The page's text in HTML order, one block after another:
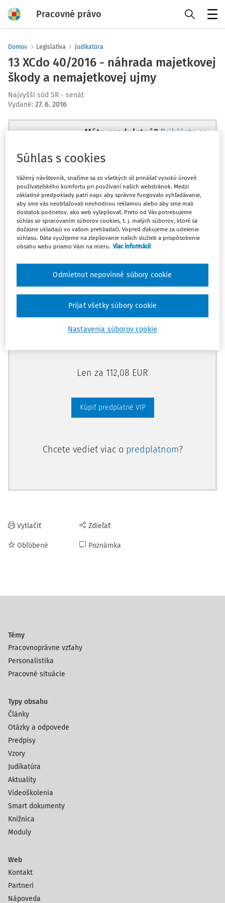
Pracovné právo
Domov Legislatíva Judikatúra
13 XCdo 40/2016 - náhrada majetkovej
škody a nemajetkovej ujmy
Najvyšší súd SR - senát
Vydané: 27. 6. 2016
Máte predplatné? Prihláste sa
Tento dokument je len pre
predplatiteľov VIP.
Odomknite si prístup zakúpením
predplatného.
Vďaka tomu získate aj:
Kompletný odborný obsah portálu
Všetky praktické nástroje: vzory, smart
dokumenty, knižnica
Len za 112,08 EUR
Kúpiť predplatné VIP
Chcete vedieť viac o predplatnom?
Vytlačiť
Obľúbené
Zdieľať
Poznámka
Témy
Pracovnoprávne vzťahy
Personalistika
Pracovné situácie
Typy obsahu
Články
Otázky a odpovede
Predpisy
Vzory
Judikatúra
Aktuality
Videoškolenia
Smart dokumenty
Knižnica
Moduly
Web
Kontakt
Partneri
Nápoveda
Súhlas s cookies
Vážený návštevník, snažíme sa zo všetkých síl prinášať vysokú úroveň
používateľského komfortu pri používaní našich webstránok. Medzi
základné predpoklady patrí napr. aby správne fungovalo vyhľadávanie,
aby sme vás neobťažovali nevhodnou reklamou alebo aby sme mali
dostatok podnetov, ako web vylepšovať. Preto od Vás potrebujeme
súhlas so spracovaním súborov cookies, t. j. malých súborov, ktoré sa
dočasne ukladajú vo vašom prehliadači. Vopred ďakujeme za udelenie
súhlasu. Dáta využijeme na zlepšovanie našich služieb a prispôsobenie
obsahu webu priamo Vám na mieru. Viac informácií
Nastavenia súborov cookie
Odmietnut nepovinné súbory cookie
Prijať všetky súbory cookie